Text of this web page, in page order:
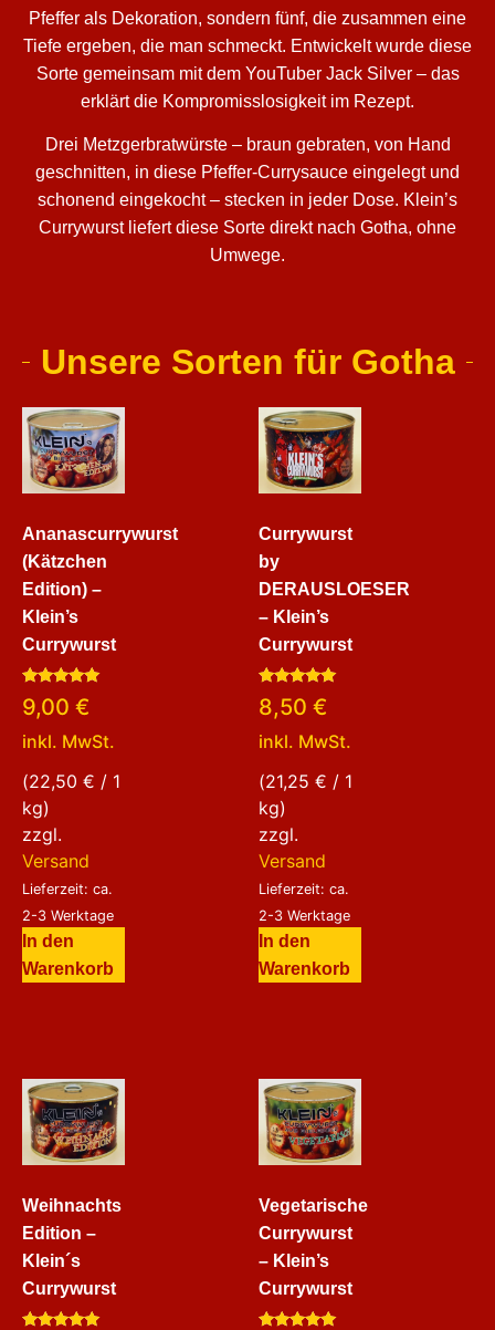
Pfeffer als Dekoration, sondern fünf, die zusammen eine
Tiefe ergeben, die man schmeckt. Entwickelt wurde diese
Sorte gemeinsam mit dem YouTuber Jack Silver – das
erklärt die Kompromisslosigkeit im Rezept.
Drei Metzgerbratwürste – braun gebraten, von Hand
geschnitten, in diese Pfeffer-Currysauce eingelegt und
schonend eingekocht – stecken in jeder Dose. Klein’s
Currywurst liefert diese Sorte direkt nach Gotha, ohne
Umwege.
Unsere Sorten für Gotha
Ananascurrywurst
(Kätzchen
Edition) –
Klein’s
Currywurst
Bewertet
mit
von 5
9,00 €
inkl. MwSt.
(22,50 € / 1
kg)
zzgl.
Versand
Lieferzeit: ca.
2-3 Werktage
In den
Warenkorb
Currywurst
by
DERAUSLOESER
– Klein’s
Currywurst
Bewertet
mit
von 5
8,50 €
inkl. MwSt.
(21,25 € / 1
kg)
zzgl.
Versand
Lieferzeit: ca.
2-3 Werktage
In den
Warenkorb
Weihnachts
Edition –
Klein´s
Currywurst
Vegetarische
Currywurst
– Klein’s
Currywurst